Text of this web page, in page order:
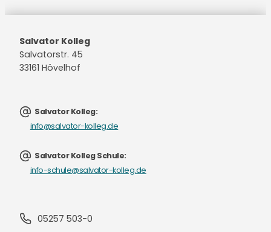
Salvator Kolleg
Salvatorstr. 45
33161 Hövelhof
Salvator Kolleg:
info@salvator-kolleg.de
Salvator Kolleg Schule:
info-schule@salvator-kolleg.de
05257 503-0